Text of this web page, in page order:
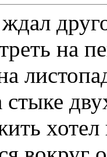
на
стыке
хотел